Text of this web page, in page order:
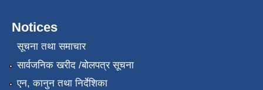
Notices
सूचना तथा समाचार
सार्वजनिक खरीद /बोलपत्र सूचना
एन, कानुन तथा निर्देशिका